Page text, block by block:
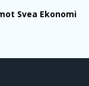
Svea Ekonomi